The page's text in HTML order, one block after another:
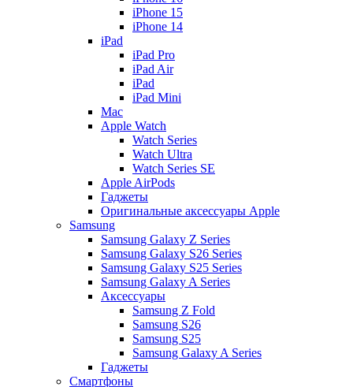
iPhone 15
iPhone 14
iPad
iPad Pro
iPad Air
iPad
iPad Mini
Mac
Apple Watch
Watch Series
Watch Ultra
Watch Series SE
Apple AirPods
Гаджеты
Оригинальные аксессуары Apple
Samsung
Samsung Galaxy Z Series
Samsung Galaxy S26 Series
Samsung Galaxy S25 Series
Samsung Galaxy A Series
Аксессуары
Samsung Z Fold
Samsung S26
Samsung S25
Samsung Galaxy A Series
Гаджеты
Смартфоны